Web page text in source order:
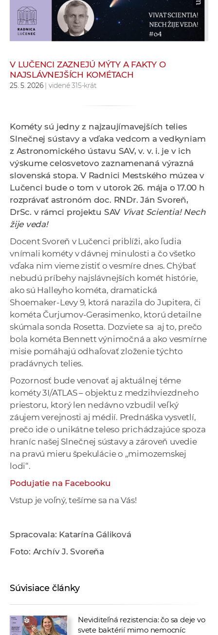
v
r
č
k
a
c
h
a
p
r
o
v
n
V LUČENCI ZAZNEJÚ MÝTY A FAKTY O
NAJSLÁVNEJŠÍCH KOMÉTACH
25. 5. 2026| videné 315-krát
Kométy sú jedny z najzaujímavejších telies
Slnečnej sústavy a vďaka vedcom a vedkyniam
z Astronomického ústavu SAV, v. v. i. je v ich
výskume celosvetovo zaznamenaná výrazná
slovenská stopa. V Radnici Mestského múzea v
Lučenci bude o tom v utorok 26. mája o 17.00 h
rozprávať astronóm doc. RNDr. Ján Svoreň,
DrSc. v rámci projektu SAV Vivat Scientia! Nech
žije veda!
Docent Svoreň v Lučenci priblíži, ako ľudia
vnímali kométy v dávnej minulosti a čo všetko
vďaka nim vieme zistiť o vesmíre dnes. Chýbať
nebudú príbehy najslávnejších komét histórie,
ako sú Halleyho kométa, dramatická
Shoemaker-Levy 9, ktorá narazila do Jupitera, či
kométa Čurjumov-Gerasimenko, ktorú detailne
skúmala sonda Rosetta. Dozviete sa aj to, prečo
bola kométa Bennett výnimočná a ako vesmírne
misie pomáhajú odhaľovať zloženie týchto
pradávnych telies.
Pozornosť bude venovať aj aktuálnej téme
kométy 3I/ATLAS – objektu z medzihviezdneho
priestoru, ktorý len nedávno vzbudil veľký
záujem verejnosti aj médií. Prednáška vysvetlí,
prečo ide o unikátne teleso prichádzajúce spoza
hraníc našej Slnečnej sústavy a zároveň uvedie
na pravú mieru špekulácie o „mimozemskej
lodi“.
Podujatie na Facebooku
Vstup je voľný, tešíme sa na Vás!
Spracovala: Katarína Gáliková
Foto: Archív J. Svoreňa
Súvisiace články
Neviditeľná rezistencia: čo sa deje vo
svete baktérií mimo nemocníc